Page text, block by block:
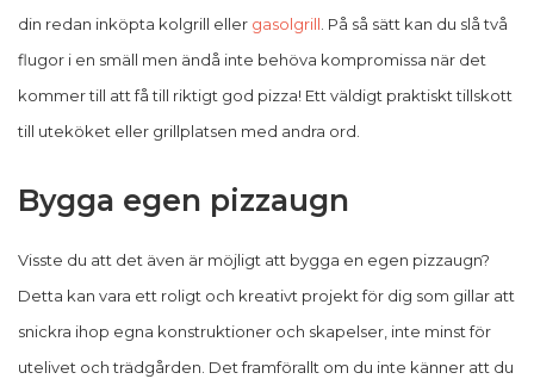
din redan inköpta kolgrill eller gasolgrill. På så sätt kan du slå två
flugor i en smäll men ändå inte behöva kompromissa när det
kommer till att få till riktigt god pizza! Ett väldigt praktiskt tillskott
till uteköket eller grillplatsen med andra ord.
Bygga egen pizzaugn
Visste du att det även är möjligt att bygga en egen pizzaugn?
Detta kan vara ett roligt och kreativt projekt för dig som gillar att
snickra ihop egna konstruktioner och skapelser, inte minst för
utelivet och trädgården. Det framförallt om du inte känner att du